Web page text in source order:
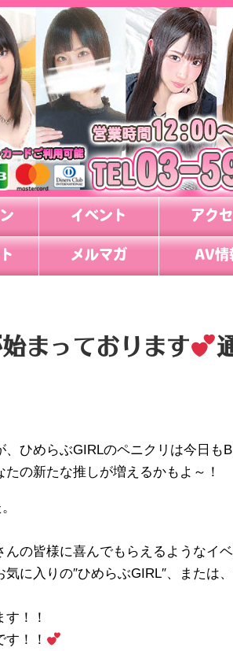
イベント アク
メルマガ AV情
まっております
ひめらぶGIRLのペニクリは今日も
の新たな推しが増えるかもよ～！
の皆様に喜んでもらえるようなイ
に入りの″ひめらぶGIRL″、または
！！
！！